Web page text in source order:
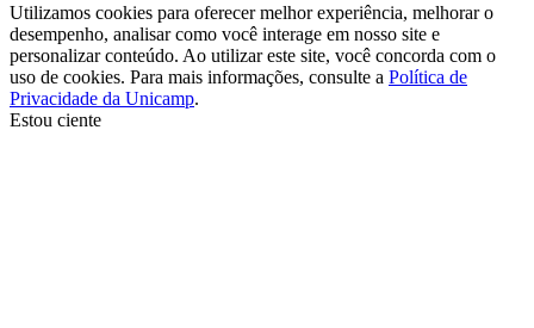
Utilizamos cookies para oferecer melhor experiência, melhorar o
desempenho, analisar como você interage em nosso site e
personalizar conteúdo. Ao utilizar este site, você concorda com o
uso de cookies. Para mais informações, consulte a Política de
Privacidade da Unicamp.
Estou ciente